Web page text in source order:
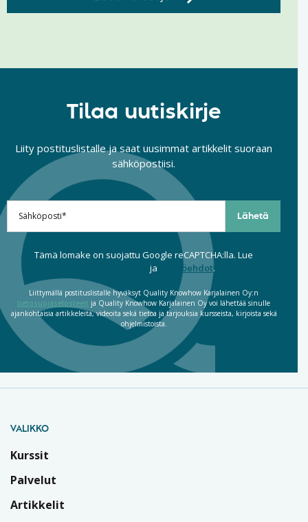
Tilaa uutiskirje
Liity postituslistalle ja saat uusimmat artikkelit suoraan
sähköpostiisi.
Tämä lomake on suojattu Google reCAPTCHA:lla. Lue
ja käyttöehdot.
Liittymällä postituslistalle hyväksyt Quality Knowhow Karjalainen Oy:n
tietosuojaselosteen ja Quality Knowhow Karjalainen Oy voi lähettää sinulle
ajankohtaisia artikkeleita, videoita sekä tietoa ja tarjouksia kursseista, kirjoista sekä
ohjelmistoista.
VALIKKO
Kurssit
Palvelut
Artikkelit